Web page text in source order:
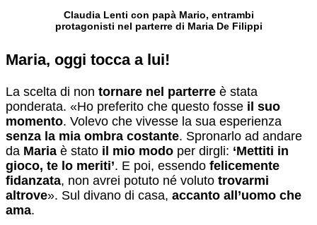
Claudia Lenti con papà Mario, entrambi
protagonisti nel parterre di Maria De Filippi
Maria, oggi tocca a lui!
La scelta di non tornare nel parterre è stata
ponderata. «Ho preferito che questo fosse il suo
momento. Volevo che vivesse la sua esperienza
senza la mia ombra costante. Spronarlo ad andare
da Maria è stato il mio modo per dirgli: ‘Mettiti in
gioco, te lo meriti’. E poi, essendo felicemente
fidanzata, non avrei potuto né voluto trovarmi
altrove». Sul divano di casa, accanto all’uomo che
ama.